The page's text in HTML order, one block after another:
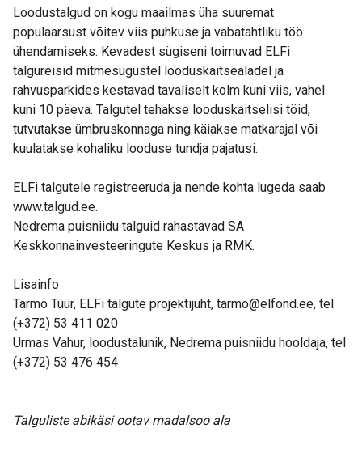
Loodustalgud on kogu maailmas üha suuremat
populaarsust võitev viis puhkuse ja vabatahtliku töö
ühendamiseks. Kevadest sügiseni toimuvad ELFi
talgureisid mitmesugustel looduskaitsealadel ja
rahvusparkides kestavad tavaliselt kolm kuni viis, vahel
kuni 10 päeva. Talgutel tehakse looduskaitselisi töid,
tutvutakse ümbruskonnaga ning käiakse matkarajal või
kuulatakse kohaliku looduse tundja pajatusi.
ELFi talgutele registreeruda ja nende kohta lugeda saab
www.talgud.ee.
Nedrema puisniidu talguid rahastavad SA
Keskkonnainvesteeringute Keskus ja RMK.
Lisainfo
Tarmo Tüür, ELFi talgute projektijuht, tarmo@elfond.ee, tel
(+372) 53 411 020
Urmas Vahur, loodustalunik, Nedrema puisniidu hooldaja, tel
(+372) 53 476 454
Talguliste abikäsi ootav madalsoo ala